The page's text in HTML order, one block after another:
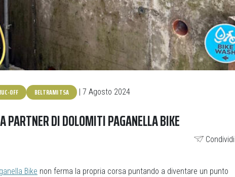
OFF BELTRAMI TSA | 7 Agosto 2024
PARTNER DI DOLOMITI PAGANELLA BIKE
Condividi
Bike non ferma la propria corsa puntando a diventare un punto